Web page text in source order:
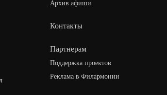
Архив афиши
Контакты
Партнерам
Поддержка проектов
Реклама в Филармонии